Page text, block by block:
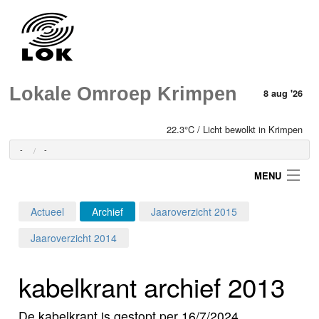
Lokale Omroep Krimpen 8 aug '26
22.3°C / Licht bewolkt in Krimpen
- -
MENU
Programma's
Actueel Archief
Jaaroverzicht 2015
Jaaroverzicht 2014
kabelkrant archief 2013